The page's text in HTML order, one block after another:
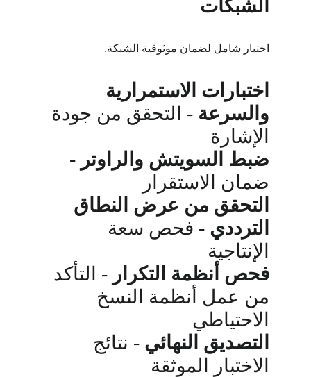
الشبكات
اختبار شامل لضمان موثوقية الشبكة.
اختبارات الاستمرارية
والسرعة - التحقق من جودة
الإشارة
ضبط السويتش والراوتر -
ضمان الاستقرار
التحقق من عرض النطاق
الترددي - فحص سعة
الإنتاجية
فحص أنظمة التكرار - التأكد
من عمل أنظمة النسخ
الاحتياطي
التصديق النهائي - نتائج
الاختبار الموثقة